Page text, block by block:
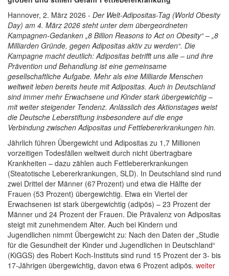
Hannover, 2. März 2026 - Der Welt-Adipositas-Tag (World Obesity
Day) am 4. März 2026 steht unter dem übergeordneten
Kampagnen-Gedanken „8 Billion Reasons to Act on Obesity“ – „8
Milliarden Gründe, gegen Adipositas aktiv zu werden“. Die
Kampagne macht deutlich: Adipositas betrifft uns alle – und ihre
Prävention und Behandlung ist eine gemeinsame
gesellschaftliche Aufgabe. Mehr als eine Milliarde Menschen
weltweit leben bereits heute mit Adipositas. Auch in Deutschland
sind immer mehr Erwachsene und Kinder stark übergewichtig –
mit weiter steigender Tendenz. Anlässlich des Aktionstages weist
die Deutsche Leberstiftung insbesondere auf die enge
Verbindung zwischen Adipositas und Fettlebererkrankungen hin.
Jährlich führen Übergewicht und Adipositas zu 1,7 Millionen
vorzeitigen Todesfällen weltweit durch nicht übertragbare
Krankheiten – dazu zählen auch Fettlebererkrankungen
(Steatotische Lebererkrankungen, SLD). In Deutschland sind rund
zwei Drittel der Männer (67 Prozent) und etwa die Hälfte der
Frauen (53 Prozent) übergewichtig. Etwa ein Viertel der
Erwachsenen ist stark übergewichtig (adipös) – 23 Prozent der
Männer und 24 Prozent der Frauen. Die Prävalenz von Adipositas
steigt mit zunehmendem Alter. Auch bei Kindern und
Jugendlichen nimmt Übergewicht zu: Nach den Daten der „Studie
für die Gesundheit der Kinder und Jugendlichen in Deutschland“
(KiGGS) des Robert Koch-Instituts sind rund 15 Prozent der 3- bis
17-Jährigen übergewichtig, davon etwa 6 Prozent adipös. weiter